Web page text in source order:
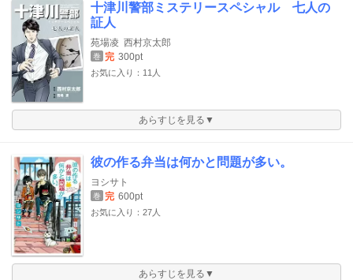
十津川警部ミステリースペシャル 七人の
証人
苑場凌 西村京太郎
巻 完 300pt
お気に入り：11人
あらすじを見る▼
彼の作る弁当は何かと問題が多い。
ヨシサト
巻 完 600pt
お気に入り：27人
あらすじを見る▼